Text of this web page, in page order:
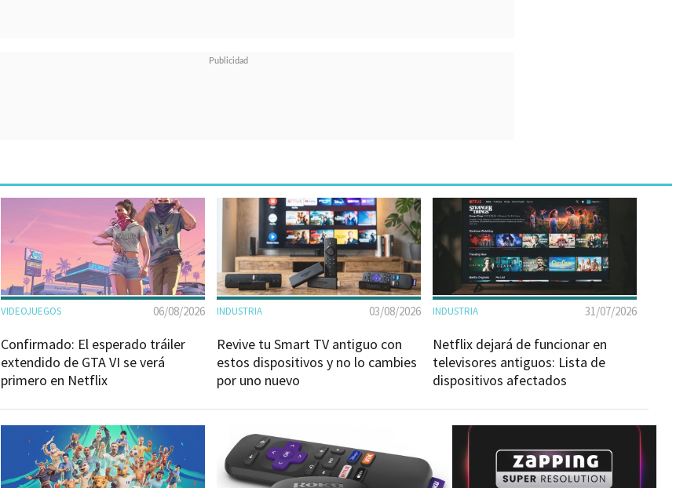
06/08/2026
VIDEOJUEGOS
Confirmado: El esperado tráiler
extendido de GTA VI se verá
primero en Netflix
03/08/2026
INDUSTRIA
Revive tu Smart TV antiguo con
estos dispositivos y no lo cambies
por uno nuevo
31/07/2026
INDUSTRIA
Netflix dejará de funcionar en
televisores antiguos: Lista de
dispositivos afectados